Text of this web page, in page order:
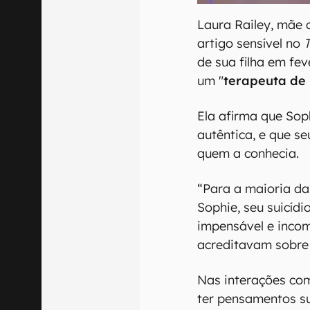
Laura Railey, mãe
artigo sensível no
de sua filha em
um "terapeuta de
Ela afirma que
autêntica, e que
quem a conhecia.
“Para a maioria
Sophie, seu
impensável e
acreditavam sobre
Nas interações
ter pensamentos